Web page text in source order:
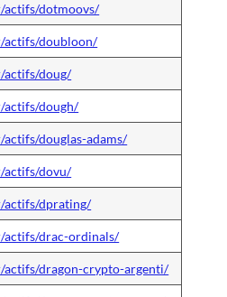
dotmoovs/
actifs/doubloon/
actifs/doug/
dough/
douglas-adams/
actifs/dovu/
actifs/dprating/
drac-ordinals/
dragon-crypto-argenti/